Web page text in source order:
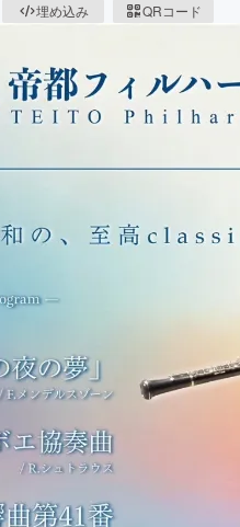
埋め込み QRコード